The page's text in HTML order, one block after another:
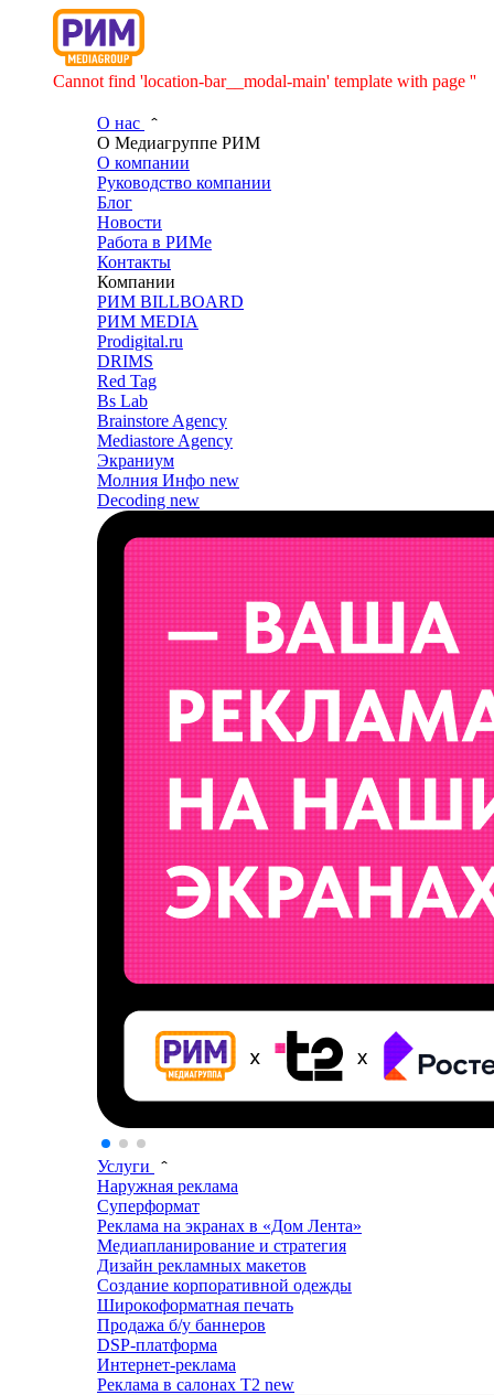
Cannot find 'location-bar__modal-main' template with page ''
О нас
О Медиагруппе РИМ
О компании
Руководство компании
Блог
Новости
Работа в РИМе
Контакты
Компании
РИМ BILLBOARD
РИМ MEDIA
Prodigital.ru
DRIMS
Red Tag
Bs Lab
Brainstore Agency
Mediastore Agency
Экраниум
Молния Инфо new
Decoding new
Услуги
Наружная реклама
Суперформат
Реклама на экранах в «Дом Лента»
Медиапланирование и стратегия
Дизайн рекламных макетов
Создание корпоративной одежды
Широкоформатная печать
Продажа б/у баннеров
DSP-платформа
Интернет-реклама
Реклама в салонах T2 new